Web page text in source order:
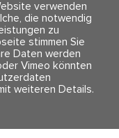
Folge uns
verwenden
die notwendig
zu
stimmen Sie
Daten werden
Vimeo könnten
weiteren Details.